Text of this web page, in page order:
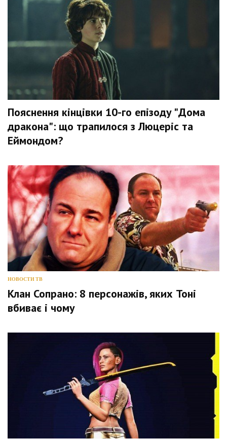
Пояснення кінцівки 10-го епізоду "Дома
дракона": що трапилося з Люцеріс та
Еймондом?
НОВОСТИ ТВ
Клан Сопрано: 8 персонажів, яких Тоні
вбиває і чому